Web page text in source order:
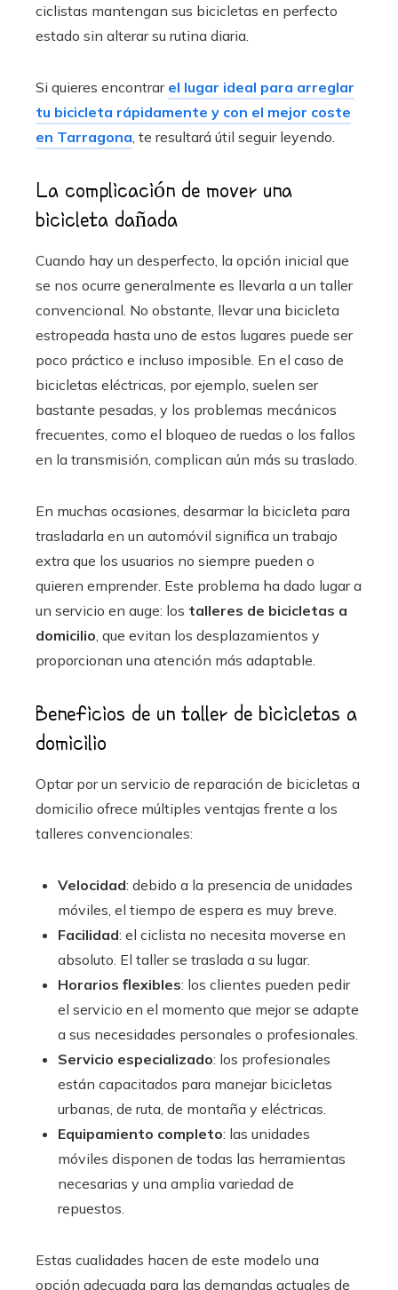
ciclistas mantengan sus bicicletas en perfecto
estado sin alterar su rutina diaria.
Si quieres encontrar el lugar ideal para arreglar
tu bicicleta rápidamente y con el mejor coste
en Tarragona , te resultará útil seguir leyendo.
La complicación de mover una
bicicleta dañada
Cuando hay un desperfecto, la opción inicial que
se nos ocurre generalmente es llevarla a un taller
convencional. No obstante, llevar una bicicleta
estropeada hasta uno de estos lugares puede ser
poco práctico e incluso imposible. En el caso de
bicicletas eléctricas, por ejemplo, suelen ser
bastante pesadas, y los problemas mecánicos
frecuentes, como el bloqueo de ruedas o los fallos
en la transmisión, complican aún más su traslado.
En muchas ocasiones, desarmar la bicicleta para
trasladarla en un automóvil significa un trabajo
extra que los usuarios no siempre pueden o
quieren emprender. Este problema ha dado lugar a
un servicio en auge: los talleres de bicicletas a
domicilio , que evitan los desplazamientos y
proporcionan una atención más adaptable.
Beneficios de un taller de bicicletas a
domicilio
Optar por un servicio de reparación de bicicletas a
domicilio ofrece múltiples ventajas frente a los
talleres convencionales:
Velocidad: debido a la presencia de unidades
móviles, el tiempo de espera es muy breve.
Facilidad: el ciclista no necesita moverse en
absoluto. El taller se traslada a su lugar.
Horarios flexibles: los clientes pueden pedir
el servicio en el momento que mejor se adapte
a sus necesidades personales o profesionales.
Servicio especializado: los profesionales
están capacitados para manejar bicicletas
urbanas, de ruta, de montaña y eléctricas.
Equipamiento completo: las unidades
móviles disponen de todas las herramientas
necesarias y una amplia variedad de
repuestos.
Estas cualidades hacen de este modelo una
opción adecuada para las demandas actuales de